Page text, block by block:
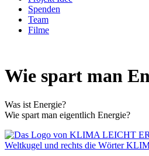
Spenden
Team
Filme
Wie spart man
Was ist Energie?
Wie spart man eigentlich Energie?